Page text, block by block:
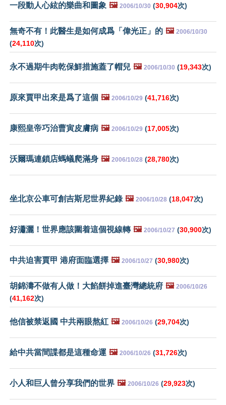
一段動人心絃的樂曲和圖象 🖼️ 2006/10/30 (30,904次)
無奇不有！此醫生是如何成爲「偉光正」的 🖼️ 2006/10/30
(24,110次)
永不過期牛肉乾保鮮措施蓋了帽兒 🖼️ 2006/10/30 (19,343次)
原來賈甲出來是爲了這個 🖼️ 2006/10/29 (41,716次)
康熙皇帝巧治曹寅皮膚病 🖼️ 2006/10/29 (17,005次)
沃爾瑪連鎖店螞蟻爬滿身 🖼️ 2006/10/28 (28,780次)
坐北京公車可創吉斯尼世界紀錄 🖼️ 2006/10/28 (18,047次)
好瀟灑！世界應該圍着這個視線轉 🖼️ 2006/10/27 (30,900次)
中共迫害賈甲 港府面臨選擇 🖼️ 2006/10/27 (30,980次)
胡錦濤不做有人做！大餡餅掉進臺灣總統府 🖼️ 2006/10/26
(41,162次)
他信被禁返國 中共兩眼熬紅 🖼️ 2006/10/26 (29,704次)
給中共當間諜都是這種命運 🖼️ 2006/10/26 (31,726次)
小人和巨人曾分享我們的世界 🖼️ 2006/10/26 (29,923次)